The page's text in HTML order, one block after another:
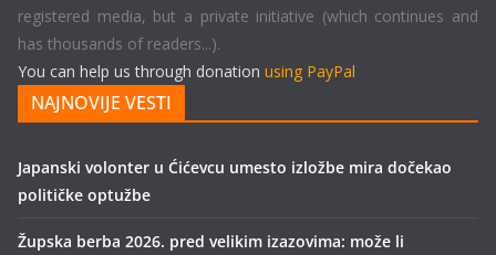
registered media, but a private initiative (which continues and
has thousands of readers...).
You can help us through donation using PayPal
NAJNOVIJE VESTI
Japanski volonter u Ćićevcu umesto izložbe mira dočekao
političke optužbe
Župska berba 2026. pred velikim izazovima: može li